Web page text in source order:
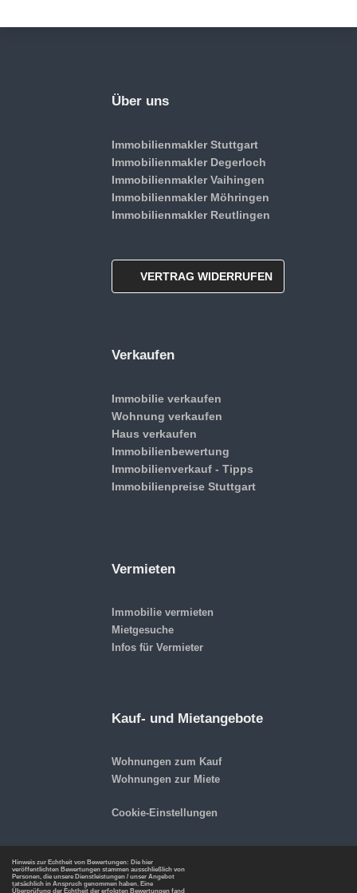
Über uns
Immobilienmakler Stuttgart
Immobilienmakler Degerloch
Immobilienmakler Vaihingen
Immobilienmakler Möhringen
Immobilienmakler Reutlingen
VERTRAG WIDERRUFEN
Verkaufen
Immobilie verkaufen
Wohnung verkaufen
Haus verkaufen
Immobilienbewertung
Immobilienverkauf - Tipps
Immobilienpreise Stuttgart
Vermieten
Immobilie vermieten
Mietgesuche
Infos für Vermieter
Kauf- und Mietangebote
Wohnungen zum Kauf
Wohnungen zur Miete
Cookie-Einstellungen
Hinweis zur Echtheit von Bewertungen: Die hier
veröffentlichten Bewertungen stammen ausschließlich von
Personen, die unsere Dienstleistungen / unser Angebot
tatsächlich in Anspruch genommen haben. Eine
Überprüfung der Echtheit der erfolgten Bewertungen fand